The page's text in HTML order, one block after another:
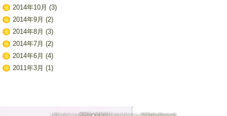
2014年10月 (3)
2014年9月 (2)
2014年8月 (3)
2014年7月 (2)
2014年6月 (4)
2011年3月 (1)